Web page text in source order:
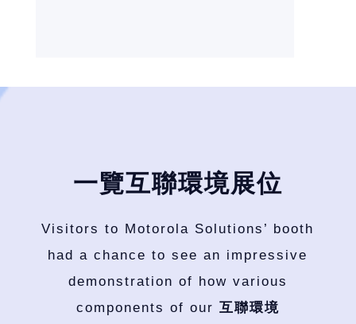
一覽互聯環境展位
Visitors to Motorola Solutions’ booth
had a chance to see an impressive
demonstration of how various
components of our 互聯環境